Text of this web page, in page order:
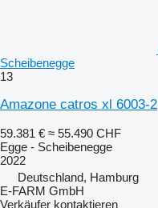
Scheibenegge
13
Amazone catros xl 6003-2
59.381 € ≈ 55.490 CHF
Egge - Scheibenegge
2022
Deutschland, Hamburg
E-FARM GmbH
Verkäufer kontaktieren